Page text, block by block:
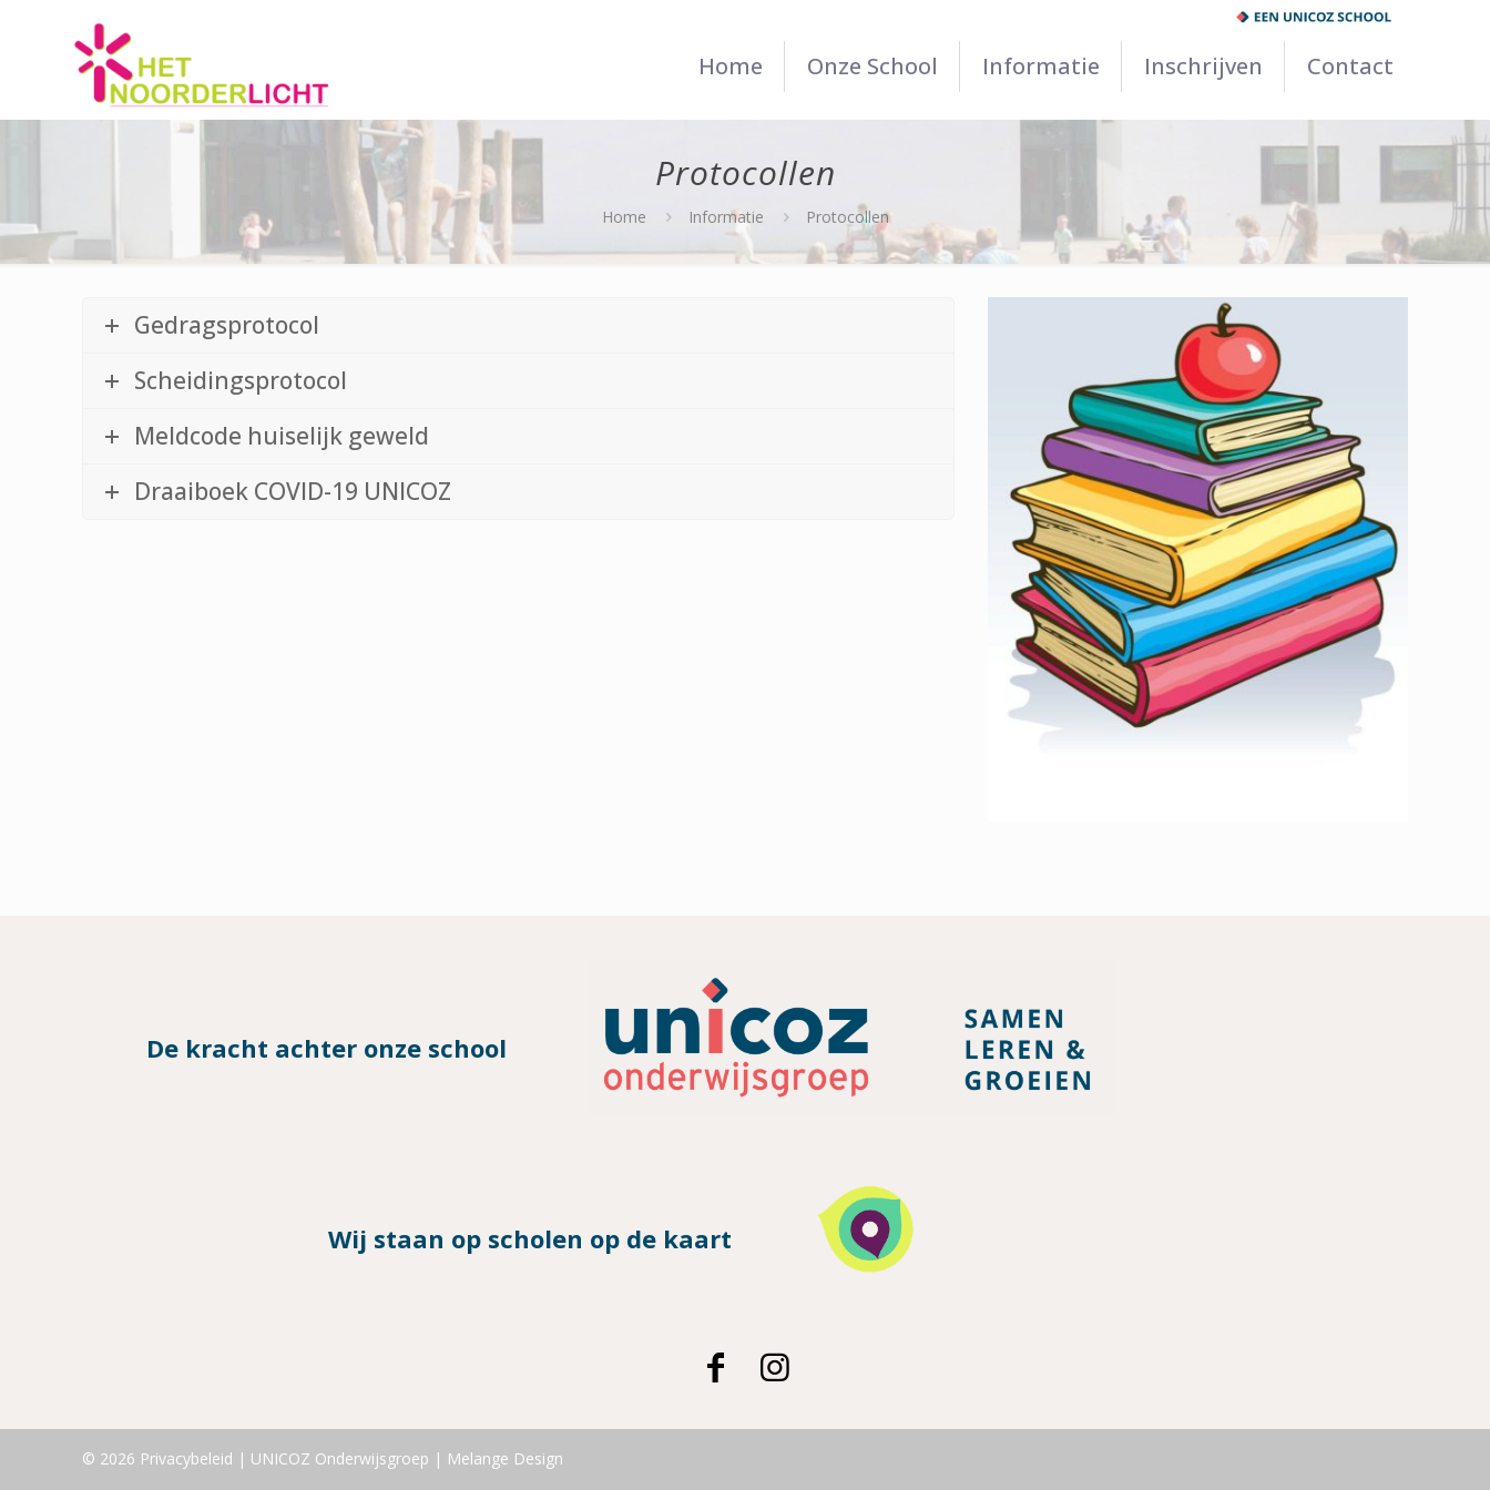
Home Onze School Informatie Inschrijven Contact
Protocollen
Home Informatie Protocollen
Gedragsprotocol
Scheidingsprotocol
Meldcode huiselijk geweld
Draaiboek COVID-19 UNICOZ
De kracht achter onze school
Wij staan op scholen op de kaart
© 2026 Privacybeleid | UNICOZ Onderwijsgroep | Melange Design